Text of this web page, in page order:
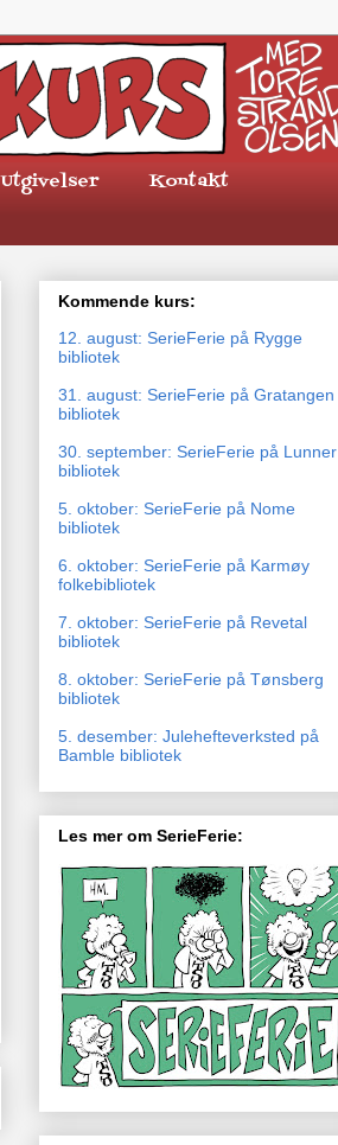
Utgivelser
Kontakt
Kommende kurs:
12. august: SerieFerie på Rygge
bibliotek
31. august: SerieFerie på Gratangen
bibliotek
30. september: SerieFerie på Lunner
bibliotek
5. oktober: SerieFerie på Nome
bibliotek
6. oktober: SerieFerie på Karmøy
folkebibliotek
7. oktober: SerieFerie på Revetal
bibliotek
8. oktober: SerieFerie på Tønsberg
bibliotek
5. desember: Julehefteverksted på
Bamble bibliotek
Les mer om SerieFerie: